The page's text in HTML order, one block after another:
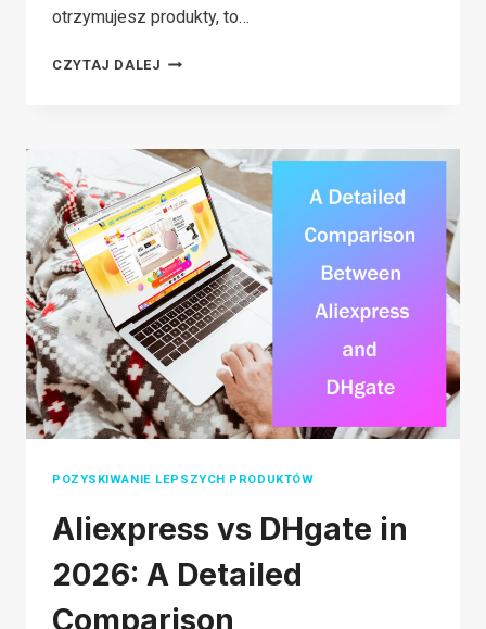
otrzymujesz produkty, to…
CZYTAJ DALEJ HOW
ON
AMAZON
FROM
ALIBABA
TO
MAKE
MONEY
2026
POZYSKIWANIE LEPSZYCH PRODUKTÓW
Aliexpress vs DHgate in
2026: A Detailed
Comparison